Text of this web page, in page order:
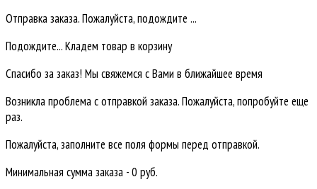
Отправка заказа. Пожалуйста, подождите ...
Подождите... Кладем товар в корзину
Спасибо за заказ! Мы свяжемся с Вами в ближайшее время
Возникла проблема с отправкой заказа. Пожалуйста, попробуйте еще
раз.
Пожалуйста, заполните все поля формы перед отправкой.
Минимальная сумма заказа - 0 руб.